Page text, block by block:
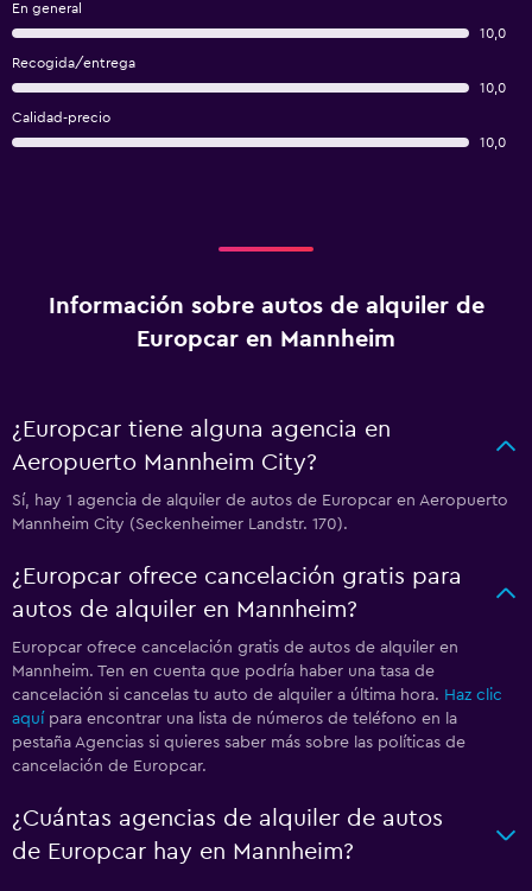
En general
10,0
Recogida/entrega
10,0
Calidad-precio
10,0
Información sobre autos de alquiler de
Europcar en Mannheim
¿Europcar tiene alguna agencia en
Aeropuerto Mannheim City?
Sí, hay 1 agencia de alquiler de autos de Europcar en Aeropuerto
Mannheim City (Seckenheimer Landstr. 170).
¿Europcar ofrece cancelación gratis para
autos de alquiler en Mannheim?
Europcar ofrece cancelación gratis de autos de alquiler en
Mannheim. Ten en cuenta que podría haber una tasa de
cancelación si cancelas tu auto de alquiler a última hora. Haz clic
aquí para encontrar una lista de números de teléfono en la
pestaña Agencias si quieres saber más sobre las políticas de
cancelación de Europcar.
¿Cuántas agencias de alquiler de autos
de Europcar hay en Mannheim?